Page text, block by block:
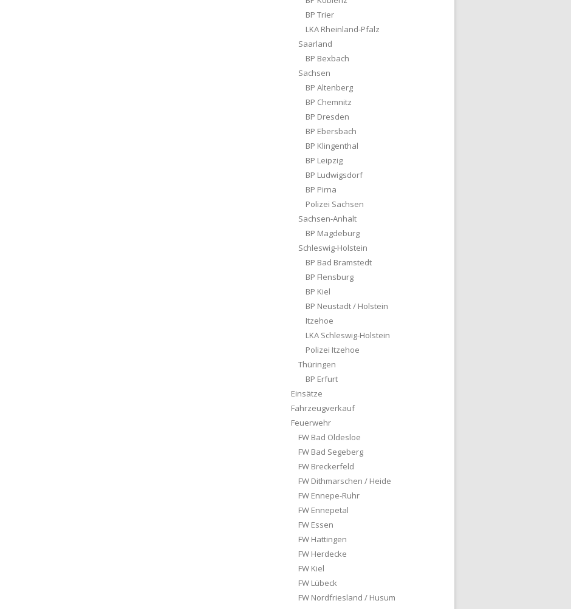
BP Trier
LKA Rheinland-Pfalz
Saarland
BP Bexbach
Sachsen
BP Altenberg
BP Chemnitz
BP Dresden
BP Ebersbach
BP Klingenthal
BP Leipzig
BP Ludwigsdorf
BP Pirna
Polizei Sachsen
Sachsen-Anhalt
BP Magdeburg
Schleswig-Holstein
BP Bad Bramstedt
BP Flensburg
BP Kiel
BP Neustadt / Holstein
Itzehoe
LKA Schleswig-Holstein
Polizei Itzehoe
Thüringen
BP Erfurt
Einsätze
Fahrzeugverkauf
Feuerwehr
FW Bad Oldesloe
FW Bad Segeberg
FW Breckerfeld
FW Dithmarschen / Heide
FW Ennepe-Ruhr
FW Ennepetal
FW Essen
FW Hattingen
FW Herdecke
FW Kiel
FW Lübeck
FW Nordfriesland / Husum